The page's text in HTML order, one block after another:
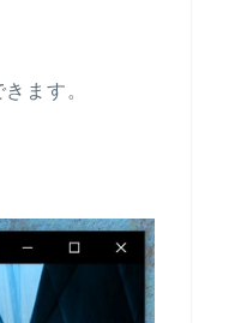
ます。